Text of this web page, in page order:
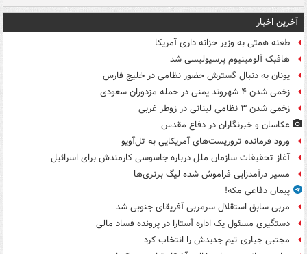
آخرین اخبار
طعنه همتی به وزیر خزانه داری آمریکا
هافبک آلومینیوم پرسپولیسی شد
یونان به دنبال گسترش حضور نظامی در خلیج فارس
زخمی شدن ۴ شهروند یمنی در حمله مزدوران سعودی
زخمی شدن ۳ نظامی لبنانی در زوطر غربی
عکاسان و خبرنگاران در دفاع مقدس
ورود فرمانده تروریست‌های آمریکایی به تل‌آویو
آغاز تحقیقات سازمان ملل درباره جاسوسی کارمندش برای اسرائیل
مسیر درآمدزایی فراموش شده لیگ برتری‌ها
پیمان دفاعی مکه!
مربی سابق استقلال سرمربی آفریقای جنوبی شد
دستگیری مسئول یک اداره آستارا در پرونده فساد مالی
مجتبی جباری تیم جدیدش را انتخاب کرد